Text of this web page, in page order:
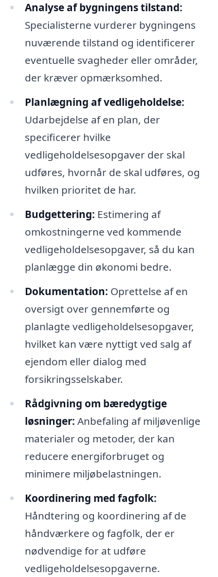
Analyse af bygningens tilstand:
Specialisterne vurderer bygningens
nuværende tilstand og identificerer
eventuelle svagheder eller områder,
der kræver opmærksomhed.
Planlægning af vedligeholdelse:
Udarbejdelse af en plan, der
specificerer hvilke
vedligeholdelsesopgaver der skal
udføres, hvornår de skal udføres, og
hvilken prioritet de har.
Budgettering: Estimering af
omkostningerne ved kommende
vedligeholdelsesopgaver, så du kan
planlægge din økonomi bedre.
Dokumentation: Oprettelse af en
oversigt over gennemførte og
planlagte vedligeholdelsesopgaver,
hvilket kan være nyttigt ved salg af
ejendom eller dialog med
forsikringsselskaber.
Rådgivning om bæredygtige
løsninger: Anbefaling af miljøvenlige
materialer og metoder, der kan
reducere energiforbruget og
minimere miljøbelastningen.
Koordinering med fagfolk:
Håndtering og koordinering af de
håndværkere og fagfolk, der er
nødvendige for at udføre
vedligeholdelsesopgaverne.